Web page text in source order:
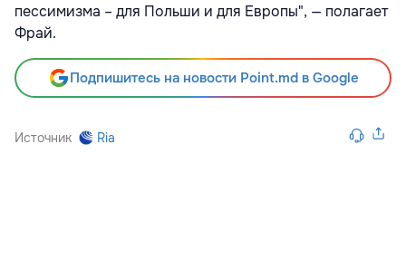
пессимизма – для Польши и для Европы", — полагает
Фрай.
Подпишитесь на новости Point.md в Google
Источник Ria